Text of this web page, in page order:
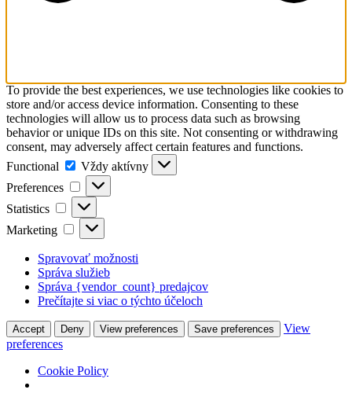
To provide the best experiences, we use technologies like cookies to
store and/or access device information. Consenting to these
technologies will allow us to process data such as browsing
behavior or unique IDs on this site. Not consenting or withdrawing
consent, may adversely affect certain features and functions.
Functional
Functional
Vždy aktívny
Preferences
Preferences
Statistics Statistics
Marketing Marketing
Spravovať možnosti
Správa služieb
Správa {vendor_count} predajcov
Prečítajte si viac o týchto účeloch
Accept Deny View preferences Save preferences
View
preferences
Cookie Policy